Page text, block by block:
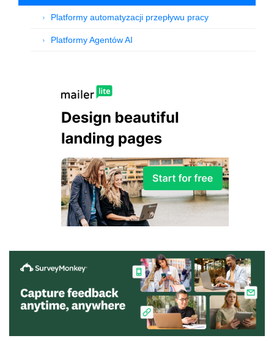
Platformy automatyzacji przepływu pracy
Platformy Agentów AI